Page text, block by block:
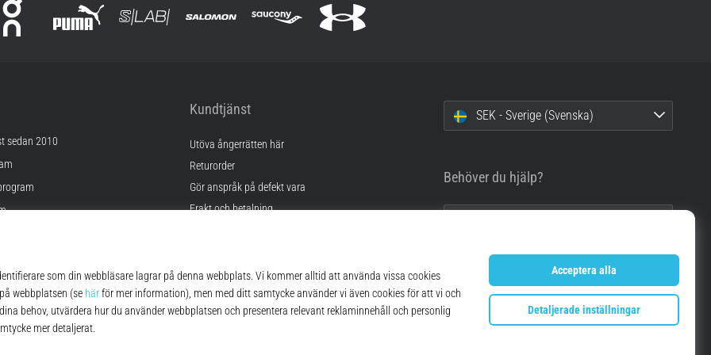
sedan 2010
Kundtjänst
Utöva ångerrätten här
Returorder
Gör anspråk på defekt vara
Frakt och betalning
FAQ
Sekretesspolicy
SEK - Sverige (Svenska)
Behöver du hjälp?